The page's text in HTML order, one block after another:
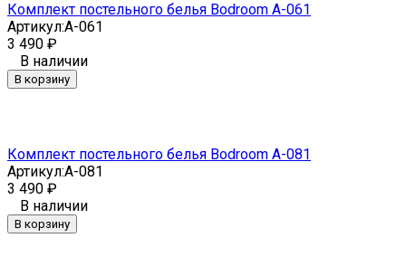
Комплект постельного белья Bodroom A-061
Артикул:A-061
3 490 ₽
В наличии
В корзину
Комплект постельного белья Bodroom A-081
Артикул:A-081
3 490 ₽
В наличии
В корзину